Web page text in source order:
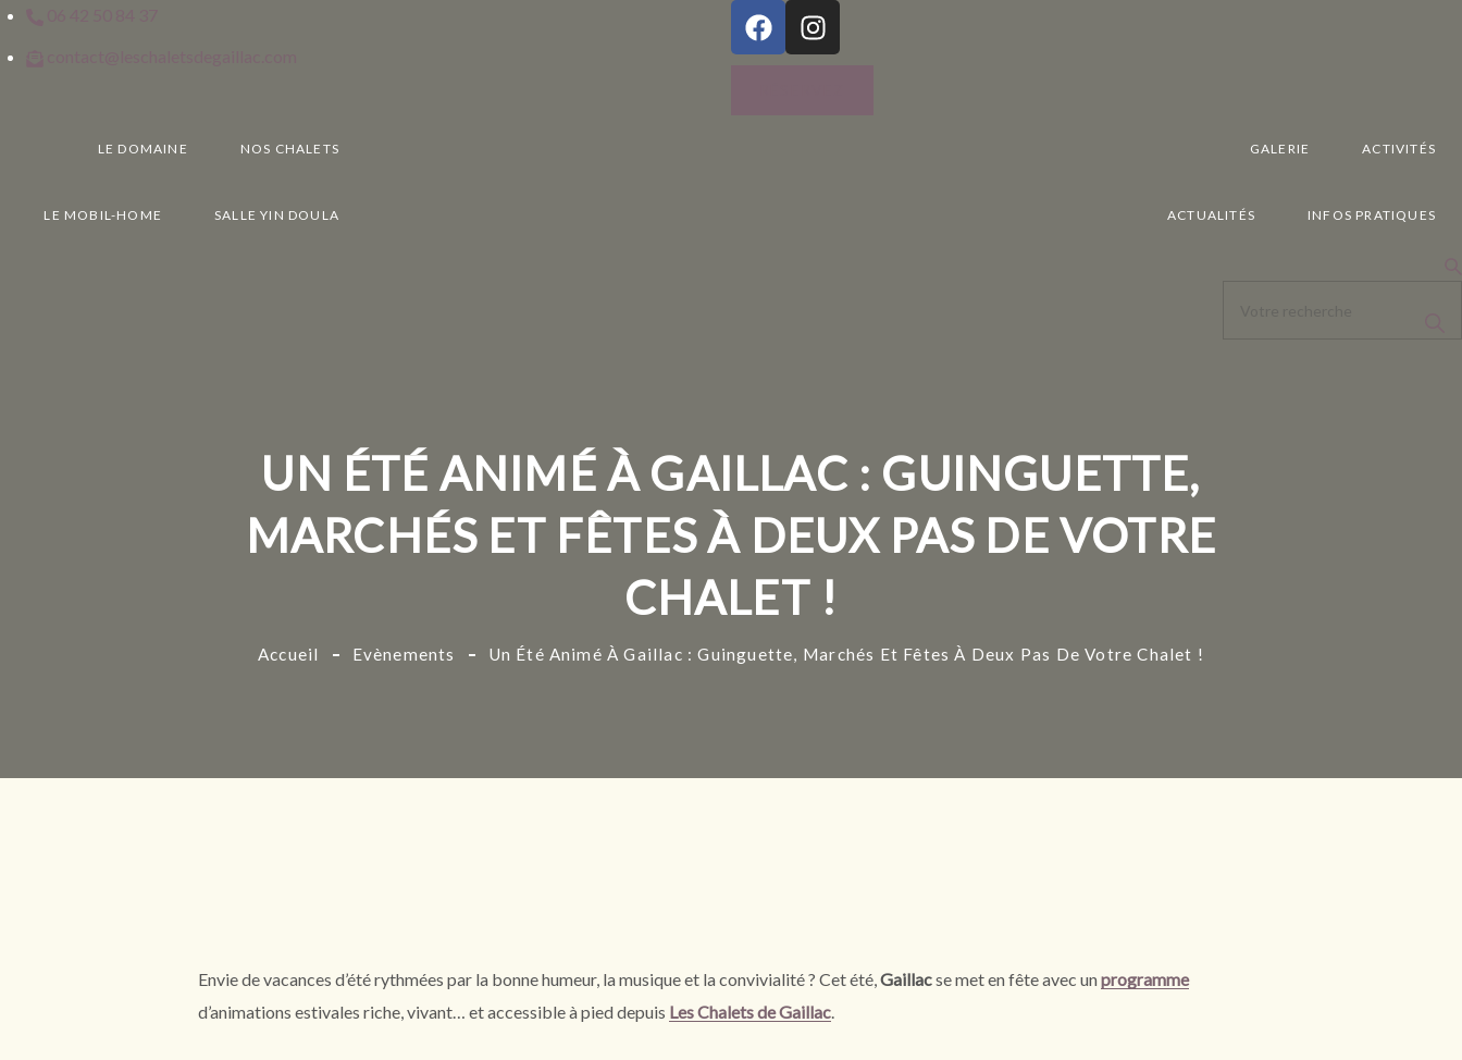
LE DOMAINE NOS CHALETS
LE MOBIL-HOME SALLE YIN DOULA
GALERIE ACTIVITÉS
ACTUALITÉS INFOS PRATIQUES
UN ÉTÉ ANIMÉ À GAILLAC : GUINGUETTE,
MARCHÉS ET FÊTES À DEUX PAS DE VOTRE
CHALET !
Accueil Evènements Un Été Animé À Gaillac : Guinguette, Marchés Et Fêtes À Deux Pas De Votre Chalet !
Envie de vacances d’été rythmées par la bonne humeur, la musique et la convivialité ? Cet été,Gaillacse met en fête avec unprogramme
d’animations estivales riche, vivant… et accessible à pied depuis Les Chalets de Gaillac.